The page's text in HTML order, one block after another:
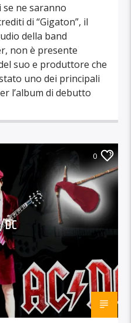
ne saranno
di “Gigaton”, il
della band
non è presente
suo e produttore che
uno dei principali
l’album di debutto
0